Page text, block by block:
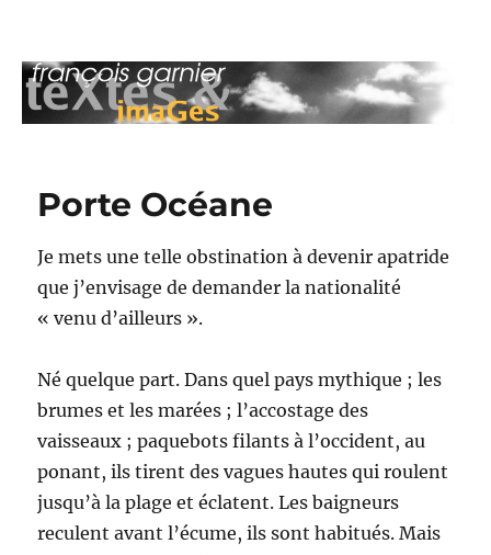
François Garnier : teXtes & imaGes
Porte Océane
Je mets une telle obstination à devenir apatride
que j’envisage de demander la nationalité
« venu d’ailleurs ».
Né quelque part. Dans quel pays mythique ; les
brumes et les marées ; l’accostage des
vaisseaux ; paquebots filants à l’occident, au
ponant, ils tirent des vagues hautes qui roulent
jusqu’à la plage et éclatent. Les baigneurs
reculent avant l’écume, ils sont habitués. Mais